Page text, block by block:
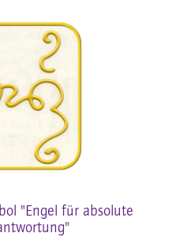
"Engel für absolute